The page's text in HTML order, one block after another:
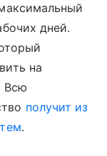
дней.
на
Всю
получит из
.